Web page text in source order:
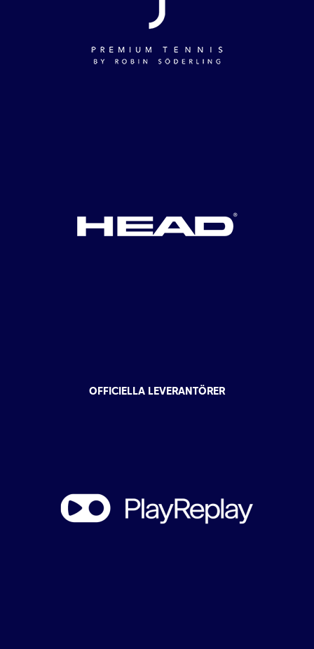
OFFICIELLA LEVERANTÖRER